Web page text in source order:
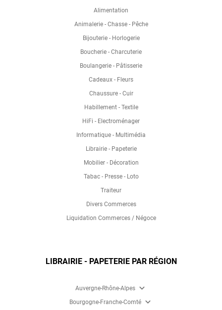
Alimentation
Animalerie - Chasse - Pêche
Bijouterie - Horlogerie
Boucherie - Charcuterie
Boulangerie - Pâtisserie
Cadeaux - Fleurs
Chaussure - Cuir
Habillement - Textile
HiFi - Electroménager
Informatique - Multimédia
Librairie - Papeterie
Mobilier - Décoration
Tabac - Presse - Loto
Traiteur
Divers Commerces
Liquidation Commerces / Négoce
LIBRAIRIE - PAPETERIE PAR RÉGION
Auvergne-Rhône-Alpes expand_more
Bourgogne-Franche-Comté expand_more